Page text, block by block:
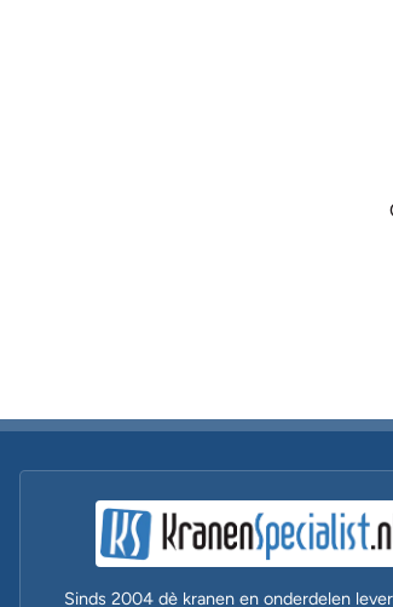
Sinds 2004 dè kranen en onderdelen